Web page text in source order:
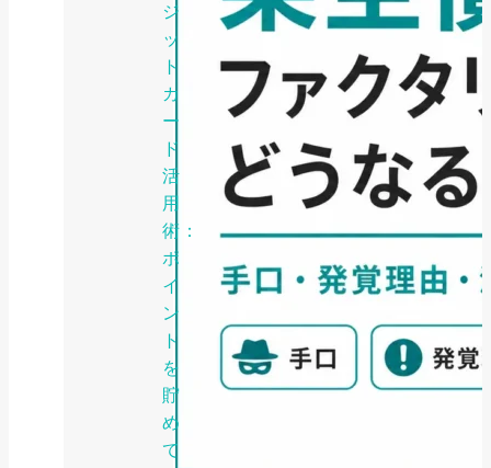
ジ
ッ
ト
カ
ー
ド
活
用
術：
ポ
イ
ン
ト
を
貯
め
て